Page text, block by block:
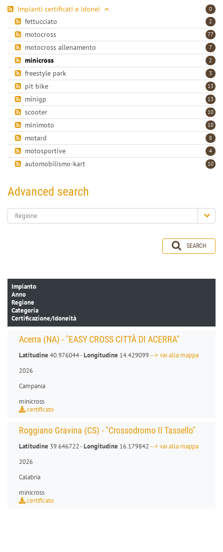
0
Impianti certificati e idonei
2
fettucciato
77
motocross
7
motocross allenamento
2
minicross
3
freestyle park
13
pit bike
13
minigp
10
scooter
10
minimoto
8
motard
4
motosportive
10
automobilismo-kart
Advanced search
Regione
SEARCH
Impianto
Anno
Regione
Categoria
Certificazione/Idoneità
Acerra (NA) - "EASY CROSS CITTÀ DI ACERRA"
Latitudine40.976044 -Longitudine 14.429099--> vai alla mappa
2026
Campania
minicross
certificato
Roggiano Gravina (CS) - "Crossodromo Il Tassello"
Latitudine 39.646722 -Longitudine 16.179842--> vai alla mappa
2026
Calabria
minicross
certificato